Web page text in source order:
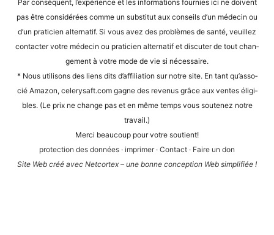
Par con­sé­quent, l’expérience et les infor­ma­ti­ons four­nies ici ne doi­vent
pas être con­sidé­rées com­me un sub­sti­tut aux con­seils d’un méde­cin ou
d’un pra­ti­ci­en alter­na­tif. Si vous avez des pro­blè­mes de san­té, veuil­lez
cont­ac­ter vot­re méde­cin ou pra­ti­ci­en alter­na­tif et dis­cu­ter de tout chan­
ge­ment à vot­re mode de vie si nécessaire.
* Nous uti­li­sons des liens dits d’af­fi­lia­ti­on sur not­re site. En tant qu’as­so­
cié Ama­zon, cele​ry​saft​.com gagne des reve­nus grâce aux ven­tes éli­gi­
bles. (Le prix ne chan­ge pas et en même temps vous sou­te­n­ez not­re
travail.)
Mer­ci beau­coup pour vot­re soutient!
pro­tec­tion des don­nées · impri­mer· Cont­act · Fai­re un don
Site Web créé avec Net­cortex – une bon­ne con­cep­ti­on Web simplifiée !